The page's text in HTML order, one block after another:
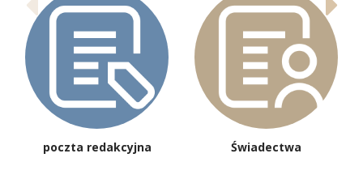
poczta redakcyjna Świadectwa